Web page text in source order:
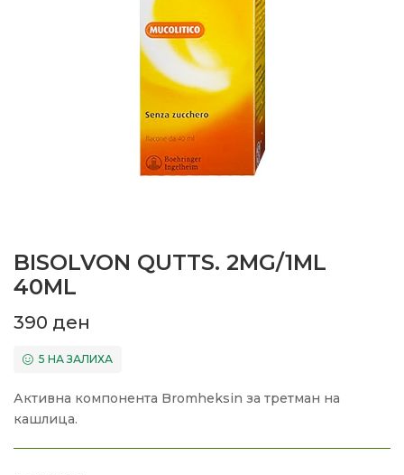
BISOLVON QUTTS. 2MG/1ML
40ML
390 ден
5 НА ЗАЛИХА
Активна компонента Bromheksin за третман на
кашлица.